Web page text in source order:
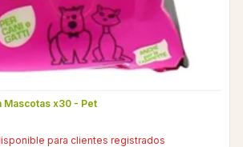
Mascotas x30 - Pet
para clientes registrados